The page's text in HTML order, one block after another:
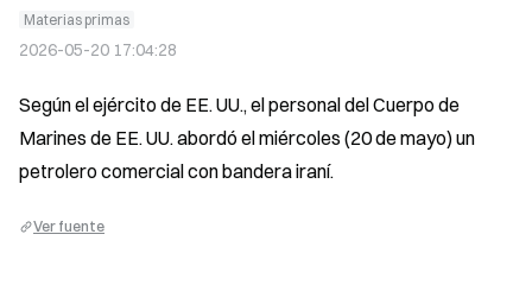
Materias primas
2026-05-20 17:04:28
Según el ejército de EE. UU., el personal del Cuerpo de
Marines de EE. UU. abordó el miércoles (20 de mayo) un
petrolero comercial con bandera iraní.
Ver fuente